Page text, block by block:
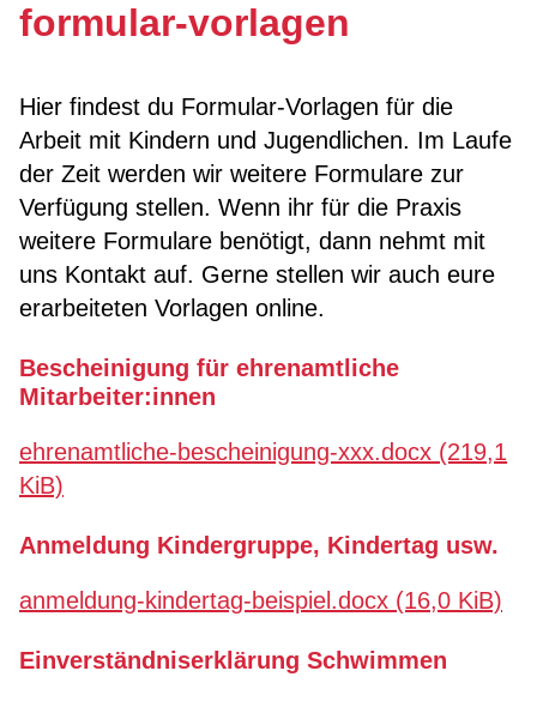
formular-vorlagen
Hier findest du Formular-Vorlagen für die
Arbeit mit Kindern und Jugendlichen. Im Laufe
der Zeit werden wir weitere Formulare zur
Verfügung stellen. Wenn ihr für die Praxis
weitere Formulare benötigt, dann nehmt mit
uns Kontakt auf. Gerne stellen wir auch eure
erarbeiteten Vorlagen online.
Bescheinigung für ehrenamtliche
Mitarbeiter:innen
ehrenamtliche-bescheinigung-xxx.docx (219,1
KiB)
Anmeldung Kindergruppe, Kindertag usw.
anmeldung-kindertag-beispiel.docx (16,0 KiB)
Einverständniserklärung Schwimmen